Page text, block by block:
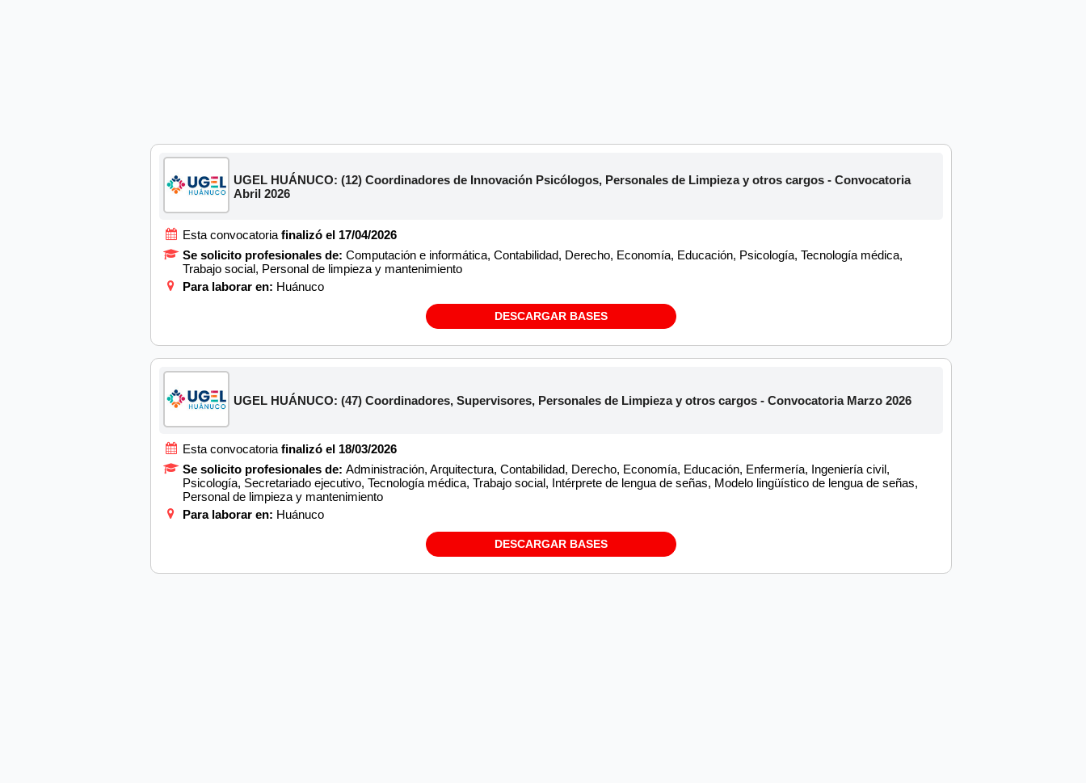
UGEL HUÁNUCO: (12) Coordinadores de Innovación Psicólogos, Personales de Limpieza y otros cargos - Convocatoria
Abril 2026
Esta convocatoria finalizó el 17/04/2026
Se solicito profesionales de: Computación e informática, Contabilidad, Derecho, Economía, Educación, Psicología, Tecnología médica,
Trabajo social, Personal de limpieza y mantenimiento
Para laborar en: Huánuco
DESCARGAR BASES
UGEL HUÁNUCO: (47) Coordinadores, Supervisores, Personales de Limpieza y otros cargos - Convocatoria Marzo 2026
Esta convocatoria finalizó el 18/03/2026
Se solicito profesionales de: Administración, Arquitectura, Contabilidad, Derecho, Economía, Educación, Enfermería, Ingeniería civil,
Psicología, Secretariado ejecutivo, Tecnología médica, Trabajo social, Intérprete de lengua de señas, Modelo lingüístico de lengua de señas,
Personal de limpieza y mantenimiento
Para laborar en: Huánuco
DESCARGAR BASES